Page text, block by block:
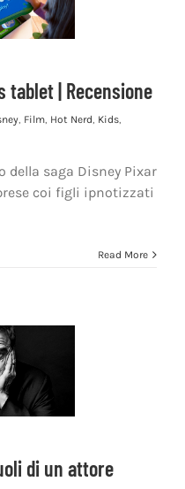
tablet | Recensione
, Film, Hot Nerd, Kids,
della saga Disney Pixar
coi figli ipnotizzati
Read More
di un attore